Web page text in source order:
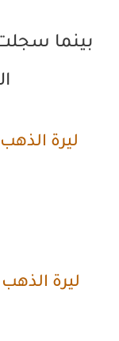
بينما
ليرة
ليرة